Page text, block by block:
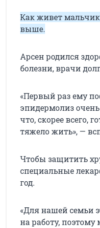
Как живет мальчик
выше.
Арсен родился
болезни, врачи
«Первый раз ему
эпидермолиз
что, скорее всего,
тяжело жить», —
Чтобы защитить
специальные
год.
«Для нашей семьи
на работу,